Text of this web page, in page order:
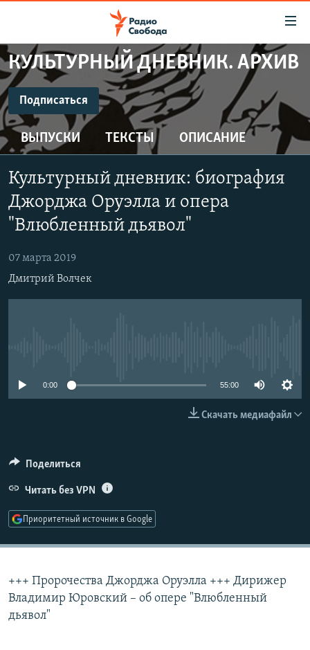
упрощенного
доступа
Вернуться
к
основному
содержанию
Вернутся
главной
навигации
поиску
ПРОГРАММЫ
ПОДКАСТЫ
АВТОРСКИЕ ПРОЕКТЫ
ЦИТАТЫ СВОБОДЫ
МНЕНИЯ
КУЛЬТУРА
IDEL.РЕАЛИИ
СЕВЕР.РЕАЛИИ
СИБИРЬ.РЕАЛИИ
СОЦИАЛЬНЫЕ СЕТИ
КУЛЬТУРНЫЙ ДНЕВНИК. АРХИВ
Подписаться
ПОДПИСАТЬСЯ
Подписаться
ВЫПУСКИ ТЕКСТЫ ОПИСАНИЕ
Культурный дневник: биография
Джорджа Оруэлла и опера
"Влюбленный дьявол"
07 марта 2019
Дмитрий Волчек
0:00 55:00
Скачать медиафайл
Поделиться
Читать без VPN
Приоритетный источник в Google
+++ Пророчества Джорджа Оруэлла +++ Дирижер
Владимир Юровский – об опере "Влюбленный
дьявол"